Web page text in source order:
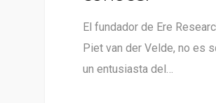
El fundador de Ere
Piet van der Velde, no es
un entusiasta del…